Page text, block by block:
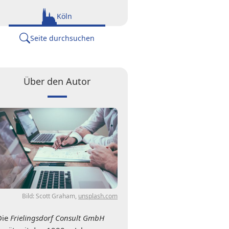
Köln
Seite durchsuchen
Über den Autor
Bild: Scott Graham, unsplash.com
Frielingsdorf Consult GmbH